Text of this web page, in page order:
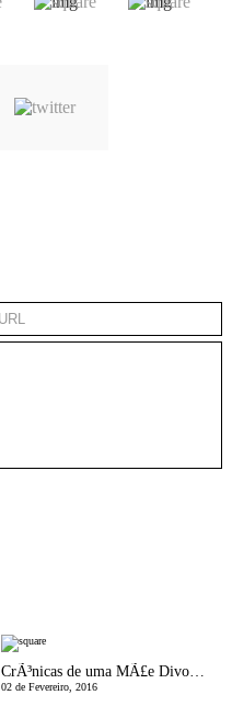
CrÃ³nicas de uma MÃ£e Divorciada | Esses vendem-se muito bem!
02 de Fevereiro, 2016